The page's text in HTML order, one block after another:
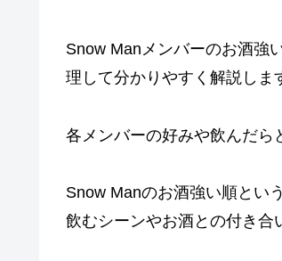
Snow Manメンバーのお酒強
理して分かりやすく解説しま
各メンバーの好みや飲んだら
Snow Manのお酒強い順とい
飲むシーンやお酒との付き合